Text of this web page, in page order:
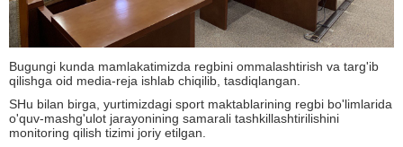
Bugungi kunda mamlakatimizda regbini ommalashtirish va targ'ib
qilishga oid media-reja ishlab chiqilib, tasdiqlangan.
SHu bilan birga, yurtimizdagi sport maktablarining regbi bo'limlarida
o'quv-mashg'ulot jarayonining samarali tashkillashtirilishini
monitoring qilish tizimi joriy etilgan.